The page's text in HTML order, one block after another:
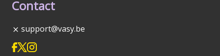
Contact
support@vasy.be